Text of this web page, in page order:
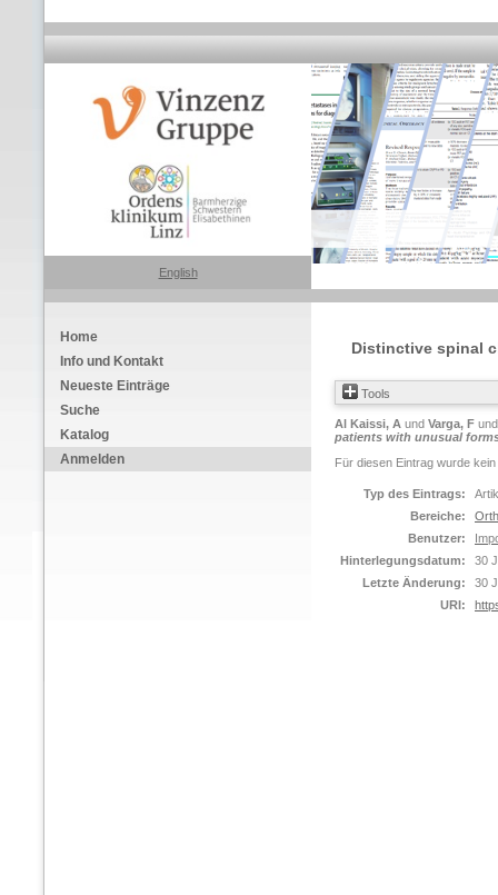
English
Home
Info und Kontakt
Neueste Einträge
Suche
Katalog
Anmelden
Distinctive spinal
Tools
Al Kaissi, A und Varga, F
patients with unusual
Für diesen Eintrag wurde
Typ des Eintrags:
Bereiche:
Benutzer:
Hinterlegungsdatum:
30
Letzte Änderung:
30
URI: